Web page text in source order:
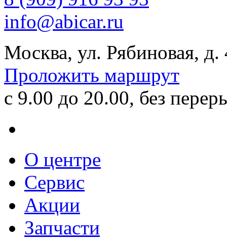
info@abicar.ru
Москва, ул. Рябиновая, д.
Проложить маршрут
с 9.00 до 20.00, без
О центре
Сервис
Акции
Запчасти